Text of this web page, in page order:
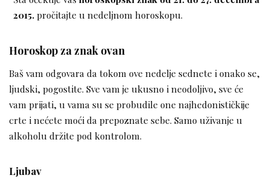
2015.pročitajte u nedeljnom horoskopu.
Horoskop za znak ovan
Baš vam odgovara da tokom ove nedelje sednete i onako se,
ljudski, pogostite. Sve vam je ukusno i neodoljivo, sve će
vam prijati, u vama su se probudile one najhedonističkije
crte i nećete moći da prepoznate sebe. Samo uživanje u
alkoholu držite pod kontrolom.
Ljubav